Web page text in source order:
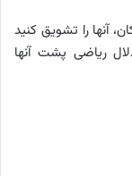
آنها را تشویق کنید
ریاضی پشت آنها